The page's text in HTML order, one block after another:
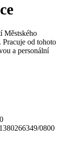
Městského
Pracuje od tohoto
a personální
0800